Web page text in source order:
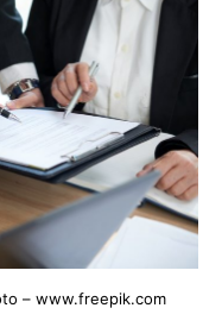
– www.freepik.com